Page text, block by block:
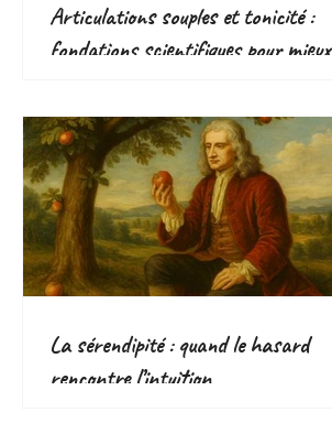
Articulations souples et tonicité :
fondations scientifiques pour mieux
La sérendipité : quand le hasard
rencontre l’intuition